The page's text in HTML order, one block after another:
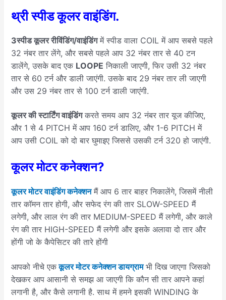
थ्री स्पीड कूलर वाइंडिंग.
3स्पीड कूलर रीविंडिंग/वाइंडिंगमें स्पीड वाला COIL में आप सबसे पहले
32 नंबर तार लेंगे, और सबसे पहले आप 32 नंबर तार से 40 टन
डालेंगे, उसके बाद एक LOOPE निकाली जाएगी, फिर उसी 32 नंबर
तार से 60 टर्न और डाली जाएंगी. उसके बाद 29 नंबर तार ली जाएगी
और उस 29 नंबर तार से 100 टर्न डाली जाएंगी.
कूलर की स्टार्टिंग वाइंडिंगकरते समय आप 32 नंबर तार यूज कीजिए,
और 1 से 4 PITCH में आप 160 टर्न डालिए, और 1-6 PITCH में
आप उसी COIL को दो बार घुमाइए जिससे उसकी टर्न 320 हो जाएंगी.
कूलर मोटर कनेक्शन?
कूलर मोटर वाइंडिंग कनेक्शनमैं आप 6 तार बाहर निकालेंगे, जिसमें नीली
तार कॉमन तार होगी, और सफेद रंग की तार SLOW-SPEED मैं
लगेगी, और लाल रंग की तार MEDIUM-SPEED मैं लगेगी, और काले
रंग की तार HIGH-SPEED मैं लगेगी और इसके अलावा दो तार और
होंगी जो के कैपेसिटर की तारे होंगी
आपको नीचे एककूलर मोटर कनेक्शन डायग्राम भी दिख जाएगा जिसको
देखकर आप आसानी से समझ आ जाएगी कि कौन सी तार आपने कहां
लगानी है, और कैसे लगानी है. साथ में हमने इसकी WINDING के